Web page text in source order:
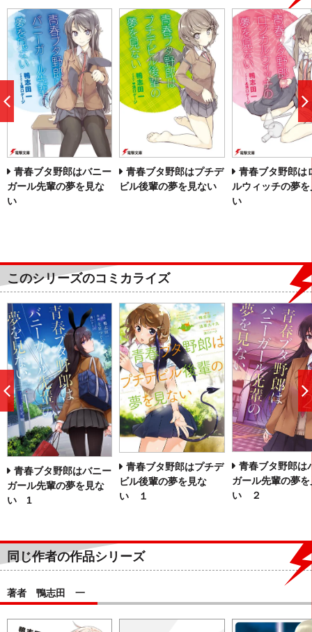
青春ブタ野郎はバニー
ガール先輩の夢を見な
い
青春ブタ野郎はプチデ
ビル後輩の夢を見ない
青春ブタ野郎は
ルウィッチの夢を
い
このシリーズのコミカライズ
青春ブタ野郎はバニー
ガール先輩の夢を見な
い 1
青春ブタ野郎はプチデ
ビル後輩の夢を見な
い １
青春ブタ野郎は
ガール先輩の夢を
い ２
前
へ
同じ作者の作品シリーズ
著者 鴨志田 一